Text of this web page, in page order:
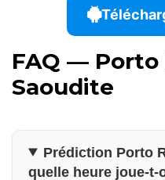
FAQ — Porto
Saoudite
Prédiction Porto
quelle heure joue-t-